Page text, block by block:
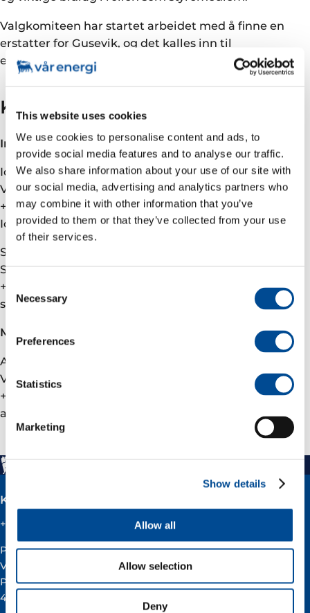
This website uses cookies
We use cookies to personalise content and ads, to
provide social media features and to analyse our traffic.
We also share information about your use of our site with
our social media, advertising and analytics partners who
may combine it with other information that you’ve
provided to them or that they’ve collected from your use
of their services.
Consent
Selection
Necessary
Preferences
Statistics
Marketing
Show details
Allow all
Allow selection
Deny
Valgkomiteen har startet arbeidet med å finne en
erstatter for Gusevik, og det kalles inn til
ekstraordinær generalforsamling i løpet av kort tid.
Kontakt
Investor relations
Ida Marie Fjellheim
VP Investor Relations
+47 90509291
Ida.fjellheim@varenergi.no
Stian Seipæjærvi
Sr. Investor Relations Analyst
+47 90954060
stian.salmi.seipaejaervi@varenergi.no
Media
Andreas Wulff
VP Public Affairs
+47 92616759
andreas.wulff@varenergi.no
Kontakt
+47 51 60 60 60
Postadresse:
Vår Energi ASA
Pb 101
4068 Stavanger